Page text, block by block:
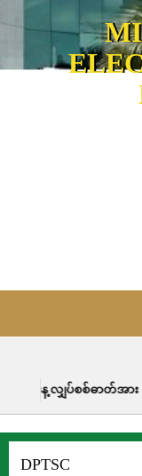
စ်ဓာတ်အား စုစုပေါင်းထု
DPTSC